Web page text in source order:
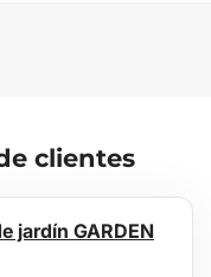
el mantenimiento
por ejemplo con una
clientes
jardín GARDEN